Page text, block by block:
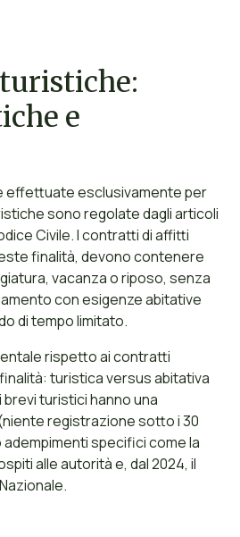
e
effettuate esclusivamente per
sono regolate dagli articoli
Civile. I contratti di affitti
finalità, devono contenere
vacanza o riposo, senza
con esigenze abitative
di tempo limitato.
rispetto ai contratti
turistica versus abitativa
turistici hanno una
registrazione sotto i 30
specifici come la
alle autorità e, dal 2024, il